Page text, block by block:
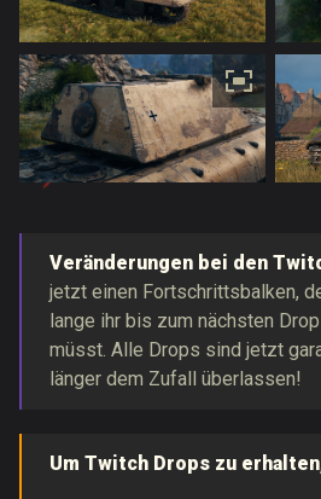
Veränderungen bei den
jetzt einen Fortschrittsbalken,
lange ihr bis zum nächsten
müsst. Alle Drops sind jetzt
länger dem Zufall überlassen!
Um Twitch Drops zu